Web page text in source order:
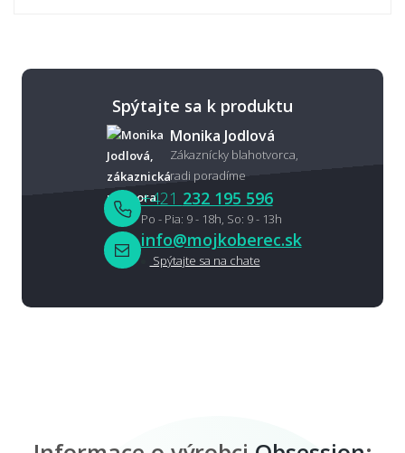
Spýtajte sa k produktu
Monika Jodlová
Zákaznícky blahotvorca,
radi poradíme
+421 232 195 596
Po - Pia: 9 - 18h, So: 9 - 13h
info@mojkoberec.sk
Spýtajte sa na chate